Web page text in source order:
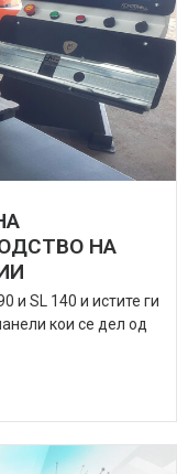
НА
и SL 140 и истите ги
кои се дел од